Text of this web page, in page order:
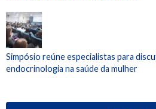
Simpósio reúne especialistas para
endocrinologia na saúde da mulher